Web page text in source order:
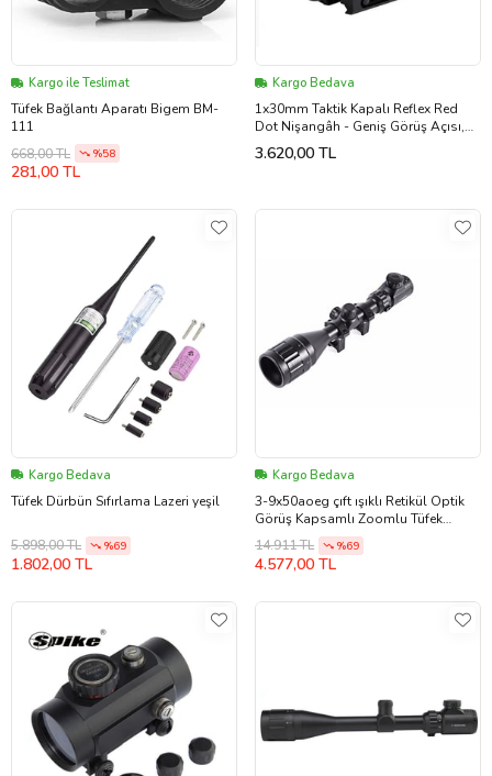
Kargo ile Teslimat
Tüfek Bağlantı Aparatı Bigem BM-
111
668,00 TL
%58
281,00 TL
Kargo Bedava
1x30mm Taktik Kapalı Reflex Red
Dot Nişangâh - Geniş Görüş Açısı,
Kırmızı Renk Nokta - 11mm
3.620,00 TL
Kargo Bedava
Tüfek Dürbün Sıfırlama Lazeri yeşil
5.898,00 TL %69
1.802,00 TL
Kargo Bedava
3-9x50aoeg çıft ışıklı Retikül Optik
Görüş Kapsamlı Zoomlu Tüfek
Dürbün(b)
14.911 TL %69
4.577,00 TL